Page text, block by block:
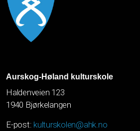
Aurskog-Høland kulturskole
Haldenveien 123
1940 Bjørkelangen
E-post: kulturskolen@ahk.no